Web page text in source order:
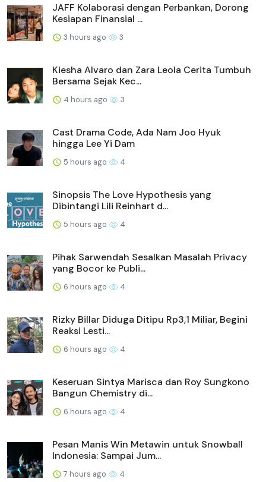
JAFF Kolaborasi dengan Perbankan, Dorong
Kesiapan Finansial ...
3 hours ago 3
Kiesha Alvaro dan Zara Leola Cerita Tumbuh
Bersama Sejak Kec...
4 hours ago 3
Cast Drama Code, Ada Nam Joo Hyuk
hingga Lee Yi Dam
5 hours ago 4
Sinopsis The Love Hypothesis yang
Dibintangi Lili Reinhart d...
5 hours ago 4
Pihak Sarwendah Sesalkan Masalah Privacy
yang Bocor ke Publi...
6 hours ago 4
Rizky Billar Diduga Ditipu Rp3,1 Miliar, Begini
Reaksi Lesti...
6 hours ago 4
Keseruan Sintya Marisca dan Roy Sungkono
Bangun Chemistry di...
6 hours ago 4
Pesan Manis Win Metawin untuk Snowball
Indonesia: Sampai Jum...
7 hours ago 4